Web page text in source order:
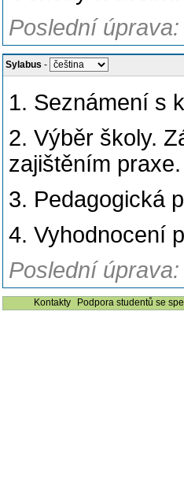
Poslední
Sylabus -
1. Seznámení s
2. Výběr školy.
zajištěním praxe.
3. Pedagogická
4. Vyhodnocení
Poslední
Kontakty
Podpora studentů se